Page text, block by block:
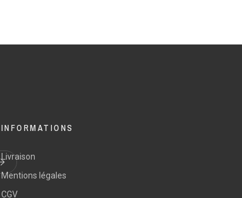
INFORMATIONS
Livraison
Mentions légales
CGV